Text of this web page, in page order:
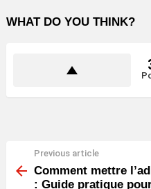
WHAT DO YOU THINK?
more
Previous article
Comment mettre
: Guide pratique